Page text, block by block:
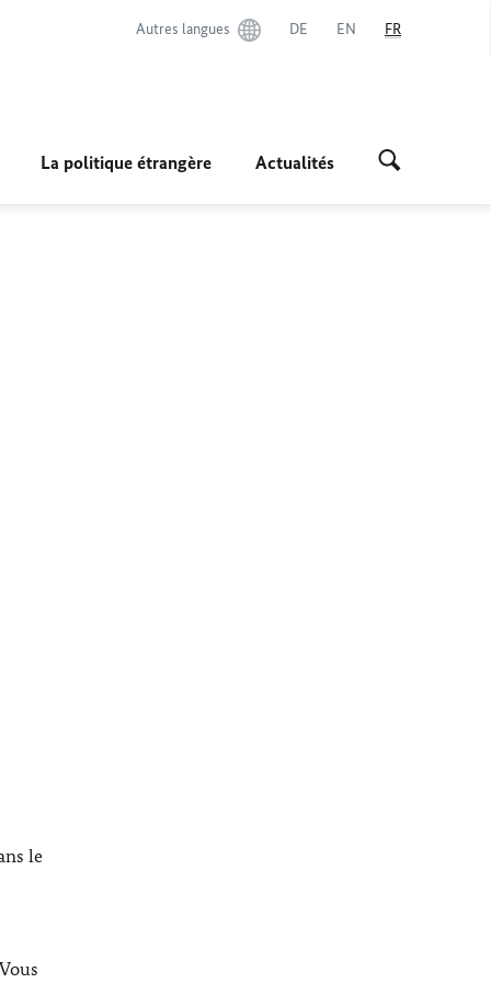
Autres langues DE EN FR
La politique étrangère Actualités
le